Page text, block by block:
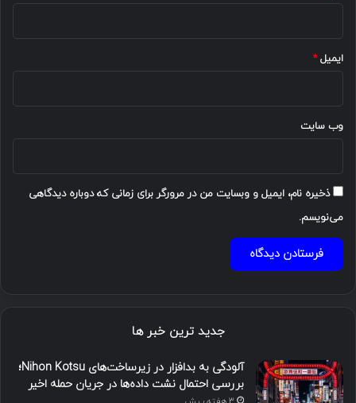
ایمیل*
وب‌ سایت
ذخیره نام، ایمیل و وبسایت من در مرورگر برای زمانی که دوباره دیدگاهی
می‌نویسم.
جدید ترین خبر ها
آلودگی به بدافزار در زیرساخت‌های Nihon Kotsu؛
بررسی احتمال نشت داده‌ها در جریان حمله اخیر